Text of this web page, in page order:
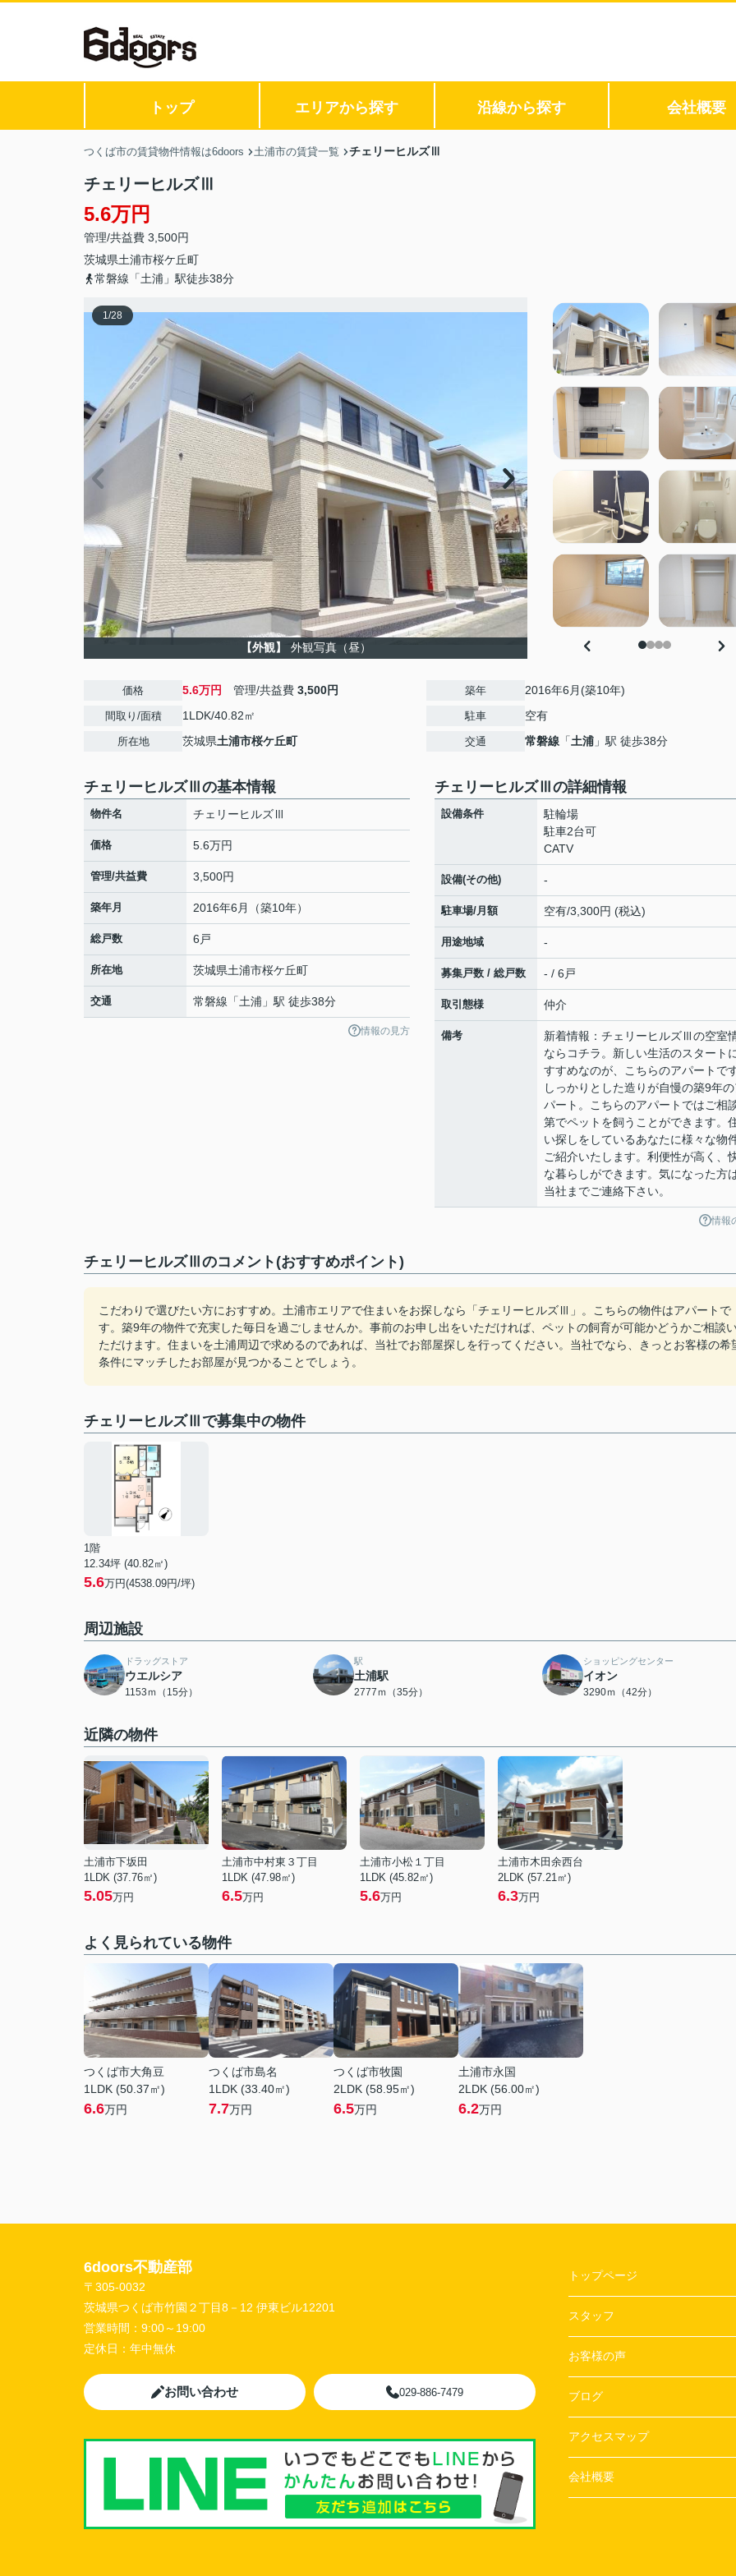
トップ エリアから探す 沿線から探す 会社概要
つくば市の賃貸物件情報は6doors 土浦市の賃貸一覧 チェリーヒルズⅢ
チェリーヒルズⅢ
5.6万円
管理/共益費 3,500円
茨城県土浦市桜ケ丘町
常磐線「土浦」駅徒歩38分
1/28
【外観】 外観写真（昼）
価格 5.6万円 管理/共益費 3,500円
間取り/面積 1LDK/40.82㎡
所在地 茨城県土浦市桜ケ丘町
築年 2016年6月(築10年)
駐車 空有
交通 常磐線 「土浦 」駅 徒歩38分
チェリーヒルズⅢの基本情報
物件名 チェリーヒルズⅢ
価格 5.6万円
管理/共益費 3,500円
築年月 2016年6月（築10年）
総戸数 6戸
所在地 茨城県土浦市桜ケ丘町
交通 常磐線 「土浦 」駅 徒歩38分
情報の見方
チェリーヒルズⅢの詳細情報
設備条件
駐輪場
駐車2台可
CATV
設備(その他) -
駐車場/月額 空有/3,300円 (税込)
用途地域 -
募集戸数 / 総戸数 - / 6戸
取引態様 仲介
備考
新着情報：チェリーヒルズⅢの空室
ならコチラ。新しい生活のスタート
すすめなのが、こちらのアパートです
しっかりとした造りが自慢の築9年の
パート。こちらのアパートではご相
第でペットを飼うことができます。
い探しをしているあなたに様々な物
ご紹介いたします。利便性が高く、
な暮らしができます。気になった方は
当社までご連絡下さい。
情報
チェリーヒルズⅢのコメント(おすすめポイント)
こだわりで選びたい方におすすめ。土浦市エリアで住まいをお探しなら「チェリーヒルズⅢ」。こちらの物件はアパートで
す。築9年の物件で充実した毎日を過ごしませんか。事前のお申し出をいただければ、ペットの飼育が可能かどうかご相談
ただけます。住まいを土浦周辺で求めるのであれば、当社でお部屋探しを行ってください。当社でなら、きっとお客様の希
条件にマッチしたお部屋が見つかることでしょう。
チェリーヒルズⅢで募集中の物件
1階
12.34坪 (40.82㎡)
5.6万円(4538.09円/坪)
周辺施設
ドラッグストア
ウエルシア
1153ｍ（15分）
駅
土浦駅
2777ｍ（35分）
ショッピングセンター
イオン
3290ｍ（42分）
近隣の物件
土浦市下坂田
1LDK (37.76㎡)
5.05万円
土浦市中村東３丁目
1LDK (47.98㎡)
6.5万円
土浦市小松１丁目
1LDK (45.82㎡)
5.6万円
土浦市木田余西台
2LDK (57.21㎡)
6.3万円
よく見られている物件
つくば市大角豆
1LDK (50.37㎡)
6.6万円
つくば市島名
1LDK (33.40㎡)
7.7万円
つくば市牧園
2LDK (58.95㎡)
6.5万円
土浦市永国
2LDK (56.00㎡)
6.2万円
6doors不動産部
〒305-0032
茨城県つくば市竹園２丁目8－12 伊東ビル12201
営業時間： 9:00～19:00
定休日： 年中無休
お問い合わせ 029-886-7479
トップページ
スタッフ
お客様の声
ブログ
アクセスマップ
会社概要